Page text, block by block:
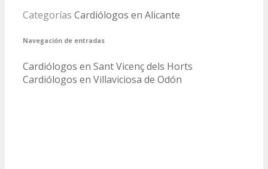
Categorías Cardiólogos en Alicante
Navegación de entradas
Cardiólogos en Sant Vicenç dels Horts
Cardiólogos en Villaviciosa de Odón